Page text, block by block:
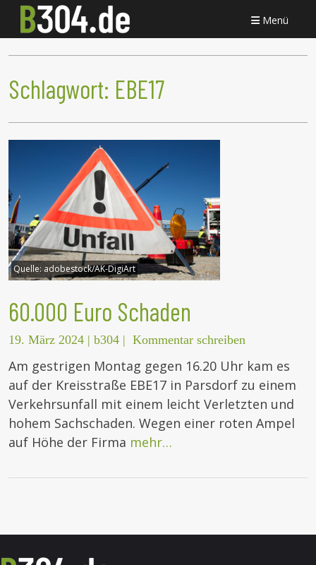
Menü
Schlagwort: EBE17
Quelle:adobestock/AK-DigiArt
60.000 Euro Schaden
19. März 2024 | b304 | Kommentar schreiben
Am gestrigen Montag gegen 16.20 Uhr kam es
auf der Kreisstraße EBE17 in Parsdorf zu einem
Verkehrsunfall mit einem leicht Verletzten und
hohem Sachschaden. Wegen einer roten Ampel
auf Höhe der Firma mehr…